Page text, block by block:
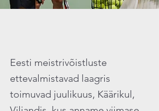
Eesti meistrivõistluste
ettevalmistavad laagris
toimuvad juulikuus, Käärikul,